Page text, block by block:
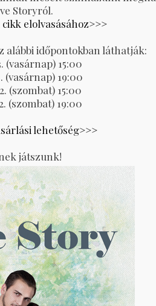
Storyról.
elolvasásához>>>
alábbi időpontokban láthatják:
(vasárnap) 15:00
(vasárnap) 19:00
(szombat) 15:00
(szombat) 19:00
lehetőség>>>
játszunk!